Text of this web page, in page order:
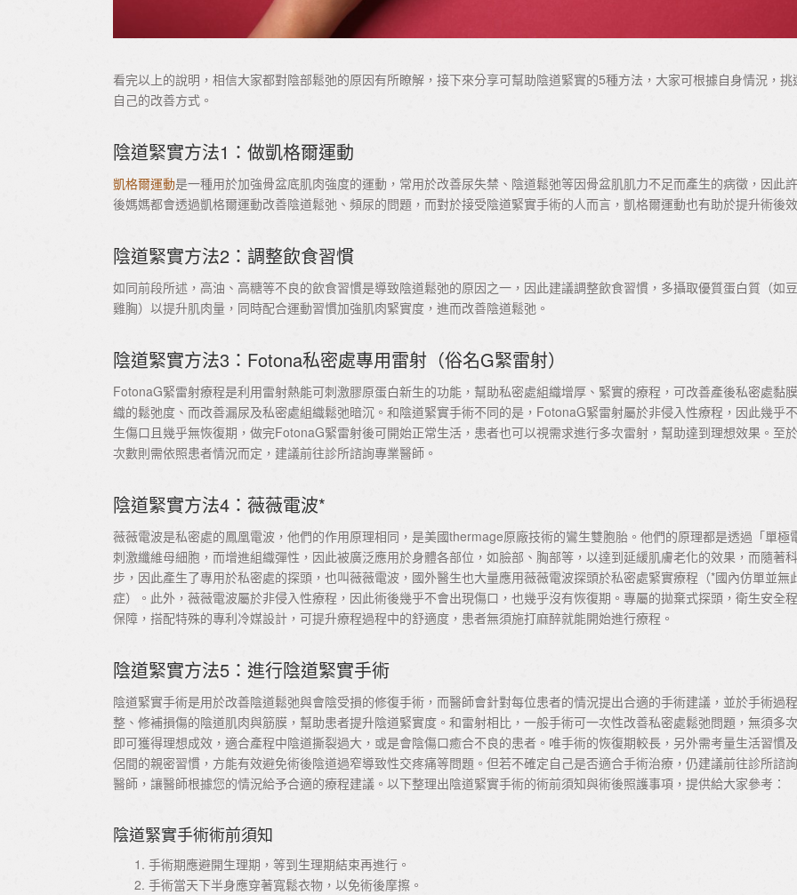
看完以上的說明，相信大家都對陰部鬆弛的原因有所瞭解，接下來分享可幫助陰道緊實的5種方法，大家可根據自身情況，挑
自己的改善方式。
陰道緊實方法1：做凱格爾運動
凱格爾運動是一種用於加強骨盆底肌肉強度的運動，常用於改善尿失禁、陰道鬆弛等因骨盆肌肌力不足而產生的病徵，因此
後媽媽都會透過凱格爾運動改善陰道鬆弛、頻尿的問題，而對於接受陰道緊實手術的人而言，凱格爾運動也有助於提升術後
陰道緊實方法2：調整飲食習慣
如同前段所述，高油、高糖等不良的飲食習慣是導致陰道鬆弛的原因之一，因此建議調整飲食習慣，多攝取優質蛋白質（如
雞胸）以提升肌肉量，同時配合運動習慣加強肌肉緊實度，進而改善陰道鬆弛。
陰道緊實方法3：Fotona私密處專用雷射（俗名G緊雷射）
FotonaG緊雷射療程是利用雷射熱能可刺激膠原蛋白新生的功能，幫助私密處組織增厚、緊實的療程，可改善產後私密處黏
織的鬆弛度、而改善漏尿及私密處組織鬆弛暗沉。和陰道緊實手術不同的是，FotonaG緊雷射屬於非侵入性療程，因此幾乎
生傷口且幾乎無恢復期，做完FotonaG緊雷射後可開始正常生活，患者也可以視需求進行多次雷射，幫助達到理想效果。至
次數則需依照患者情況而定，建議前往診所諮詢專業醫師。
陰道緊實方法4：薇薇電波*
薇薇電波是私密處的鳳凰電波，他們的作用原理相同，是美國thermage原廠技術的鸞生雙胞胎。他們的原理都是透過「單極
刺激纖維母細胞，而增進組織彈性，因此被廣泛應用於身體各部位，如臉部、胸部等，以達到延緩肌膚老化的效果，而隨著
步，因此產生了專用於私密處的探頭，也叫薇薇電波，國外醫生也大量應用薇薇電波探頭於私密處緊實療程（*國內仿單並無
症）。此外，薇薇電波屬於非侵入性療程，因此術後幾乎不會出現傷口，也幾乎沒有恢復期。專屬的拋棄式探頭，衛生安全
保障，搭配特殊的專利冷媒設計，可提升療程過程中的舒適度，患者無須施打麻醉就能開始進行療程。
陰道緊實方法5：進行陰道緊實手術
陰道緊實手術是用於改善陰道鬆弛與會陰受損的修復手術，而醫師會針對每位患者的情況提出合適的手術建議，並於手術過
整、修補損傷的陰道肌肉與筋膜，幫助患者提升陰道緊實度。和雷射相比，一般手術可一次性改善私密處鬆弛問題，無須多
即可獲得理想成效，適合產程中陰道撕裂過大，或是會陰傷口癒合不良的患者。唯手術的恢復期較長，另外需考量生活習慣
侶間的親密習慣，方能有效避免術後陰道過窄導致性交疼痛等問題。但若不確定自己是否適合手術治療，仍建議前往診所諮
醫師，讓醫師根據您的情況給予合適的療程建議。以下整理出陰道緊實手術的術前須知與術後照護事項，提供給大家參考：
陰道緊實手術術前須知
手術期應避開生理期，等到生理期結束再進行。
手術當天下半身應穿著寬鬆衣物，以免術後摩擦。